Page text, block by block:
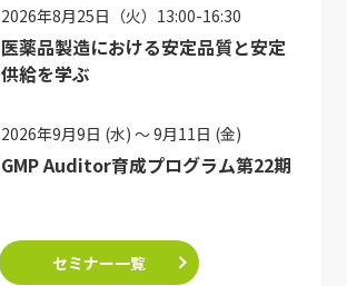
2026年8月25日（火）13:00-16:30
医薬品製造における安定品質と安定
供給を学ぶ
2026年9月9日 (水) ～ 9月11日 (金)
GMP Auditor育成プログラム第22期
セミナー一覧